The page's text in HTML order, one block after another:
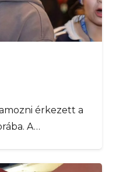
érkezett a
A…